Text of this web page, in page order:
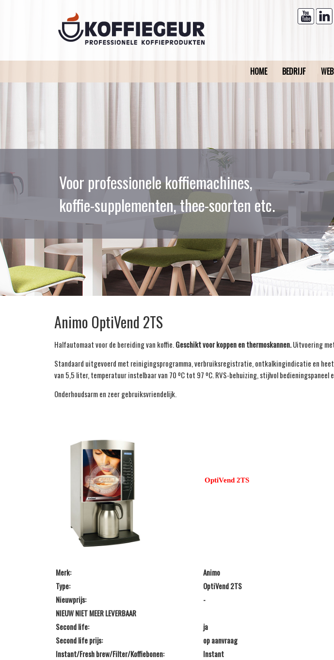
HOME BEDRIJF
Voor professionele koffiemachines,
koffie-supplementen, thee-soorten etc.
Animo OptiVend 2TS
Halfautomaat voor de bereiding van koffie.Geschikt voor koppen en thermoskannen.Uitvoering
Standaard uitgevoerd met reinigingsprogramma, verbruiksregistratie, ontkalkingindicatie en
van 5,5 liter, temperatuur instelbaar van 70 ºC tot 97 ºC. RVS-behuizing, stijlvol
Onderhoudsarm en zeer gebruiksvriendelijk.
OptiVend 2TS
Merk:
Animo
Type:
OptiVend 2TS
Nieuwprijs:
-
NIEUW NIET MEER LEVERBAAR
Second life:
ja
Second life prijs:
op aanvraag
Instant/Fresh brew/Filter/Koffiebonen:
Instant